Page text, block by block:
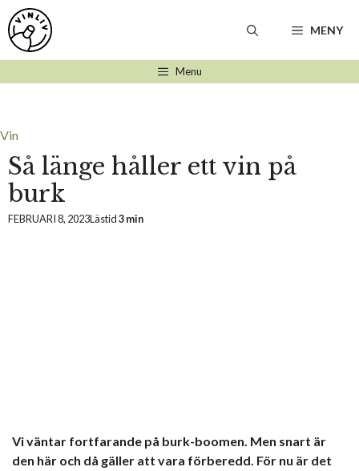
Hoppa
till
innehåll
MENY
Menu
Vin
Så länge håller ett vin på
burk
FEBRUARI 8, 2023Lästid3 min
Vi väntar fortfarande på burk-boomen. Men snart är
den här och då gäller att vara förberedd. För nu är det